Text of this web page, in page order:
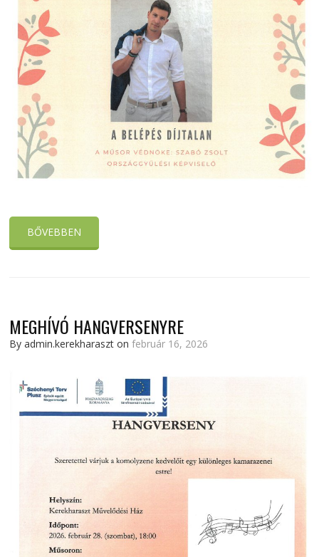
BŐVEBBEN
MEGHÍVÓ HANGVERSENYRE
By admin.kerekharaszt onfebruár 16, 2026